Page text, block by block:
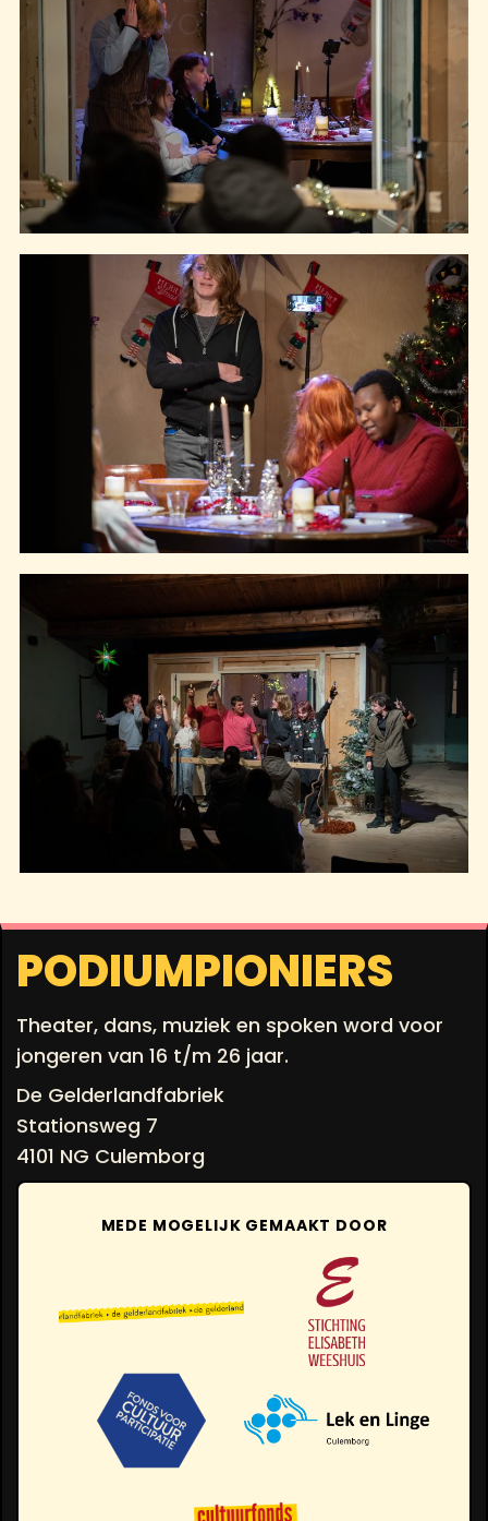
PODIUMPIONIERS
Theater, dans, muziek en spoken word voor
jongeren van 16 t/m 26 jaar.
De Gelderlandfabriek
Stationsweg 7
4101 NG Culemborg
MEDE MOGELIJK GEMAAKT DOOR